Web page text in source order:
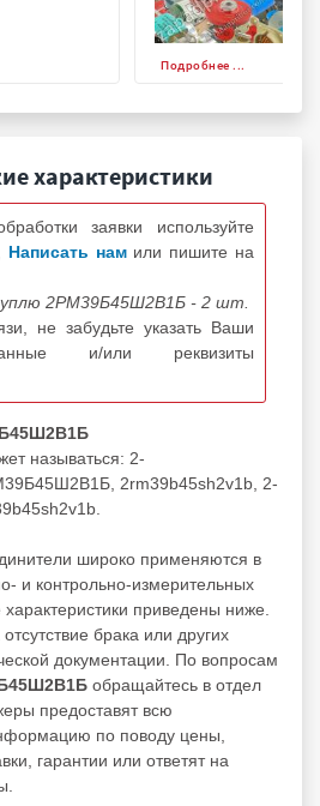
Подробнее ...
характеристики
заявки используйте
Написать нам или пишите на
2РМ39Б45Ш2В1Б - 2 шт.
не забудьте указать Ваши
и/или реквизиты
называться: 2-
2rm39b45sh2v1b, 2-
широко применяются в
и контрольно-измерительных
приведены ниже.
брака или других
документации. По вопросам
обращайтесь в отдел
предоставят всю
по поводу цены,
гарантии или ответят на